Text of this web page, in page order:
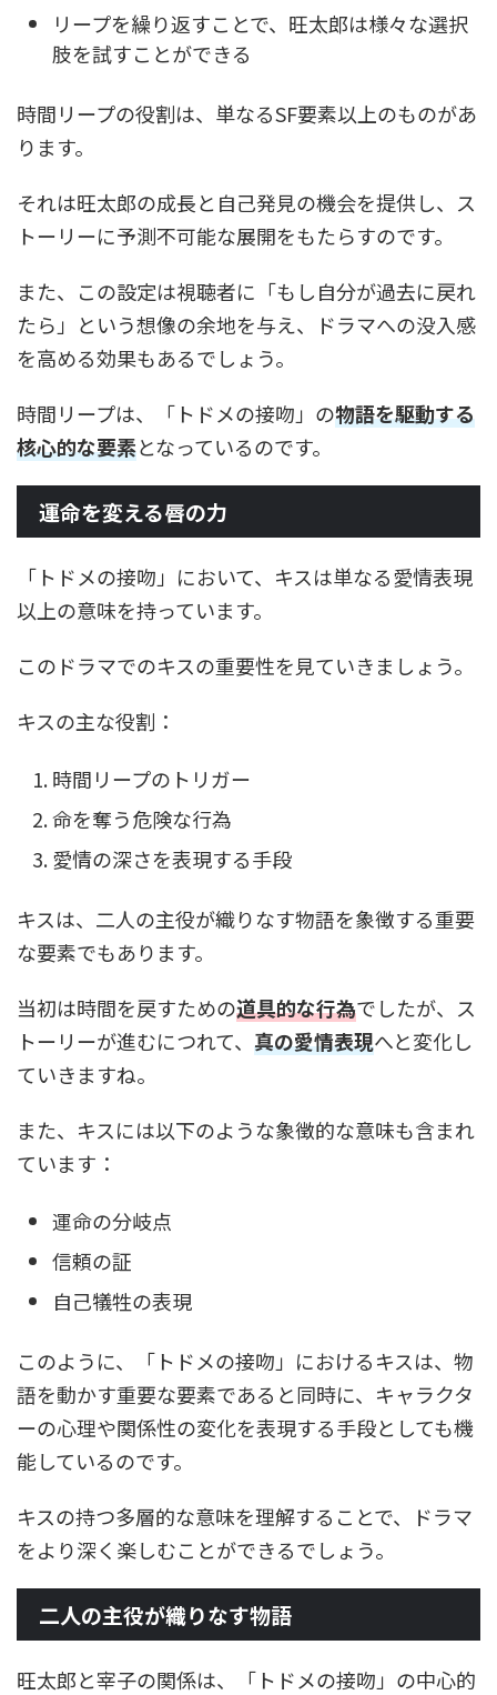
リープを繰り返すことで、旺太郎は様々な選択
肢を試すことができる
時間リープの役割は、単なるSF要素以上のものがあ
ります。
それは旺太郎の成長と自己発見の機会を提供し、ス
トーリーに予測不可能な展開をもたらすのです。
また、この設定は視聴者に「もし自分が過去に戻れ
たら」という想像の余地を与え、ドラマへの没入感
を高める効果もあるでしょう。
時間リープは、「トドメの接吻」の物語を駆動する
核心的な要素となっているのです。
運命を変える唇の力
「トドメの接吻」において、キスは単なる愛情表現
以上の意味を持っています。
このドラマでのキスの重要性を見ていきましょう。
キスの主な役割：
時間リープのトリガー
命を奪う危険な行為
愛情の深さを表現する手段
キスは、二人の主役が織りなす物語を象徴する重要
な要素でもあります。
当初は時間を戻すための道具的な行為でしたが、ス
トーリーが進むにつれて、 真の愛情表現へと変化し
ていきますね。
また、キスには以下のような象徴的な意味も含まれ
ています：
運命の分岐点
信頼の証
自己犠牲の表現
このように、「トドメの接吻」におけるキスは、物
語を動かす重要な要素であると同時に、キャラクタ
ーの心理や関係性の変化を表現する手段としても機
能しているのです。
キスの持つ多層的な意味を理解することで、ドラマ
をより深く楽しむことができるでしょう。
二人の主役が織りなす物語
旺太郎と宰子の関係は、「トドメの接吻」の中心的